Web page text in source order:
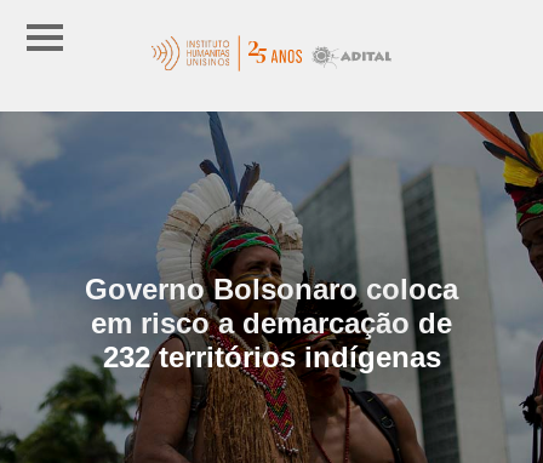
Governo Bolsonaro coloca
em risco a demarcação de
232 territórios indígenas